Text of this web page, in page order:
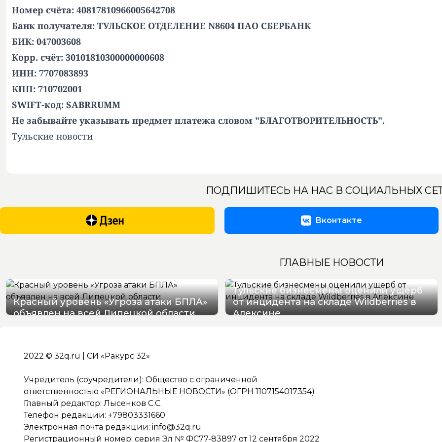
Номер счёта: 40817810966005642708
Банк получателя: ТУЛЬСКОЕ ОТДЕЛЕНИЕ N8604 ПАО СБЕРБАНК
БИК: 047003608
Корр. счёт: 30101810300000000608
ИНН: 7707083893
КПП: 710702001
SWIFT-код: SABRRUMM
Не забывайте указывать предмет платежа словом "БЛАГОТВОРИТЕЛЬНОСТЬ".
Тульские новости
ПОДПИШИТЕСЬ НА НАС В СОЦИАЛЬНЫХ
Вконтакте
ГЛАВНЫЕ НОВОСТИ
Красный уровень «Угроза атаки БПЛА»
объявлен на всей Липецкой области
Тульские бизнесмены оценили ущерб
от инцидента на складе Wildberries в
Алексине
2022 © 32q.ru | СИ «Ракурс 32»
Учредитель (соучредители): Общество с ограниченной
ответственностью «РЕГИОНАЛЬНЫЕ НОВОСТИ» (ОГРН 1107154017354)
Главный редактор: Лысенков С.С.
Телефон редакции: +79803331660
Электронная почта редакции: info@32q.ru
Регистрационный номер: серия Эл № ФС77-83897 от 12 сентября 2022